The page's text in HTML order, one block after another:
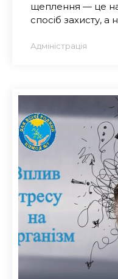
щеплення — це
спосіб захисту, а
Адміністрація